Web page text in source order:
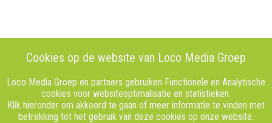
Cookies op de website van Loco Media Groep
Loco Media Groep en partners gebruiken Functionele en Analytische
cookies voor websiteoptimalisatie en statistieken.
Klik hieronder om akkoord te gaan of meer informatie te vinden met
betrekking tot het gebruik van deze cookies op onze website.